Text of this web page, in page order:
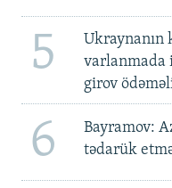
5
Ukraynanın
varlanmada
girov
6
Bayramov:
tədarük